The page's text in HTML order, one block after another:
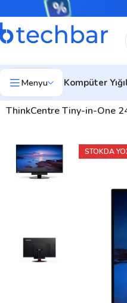
Menyu Kompüter
Ev Kompüter avadanlıqları
ThinkCentre Tiny-in-One
STOKDA